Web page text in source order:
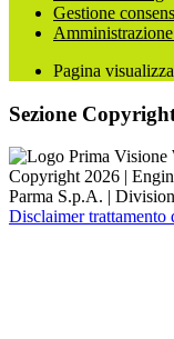
Gestione
Pagina
Sezione
Copyright 2026 |
Parma S.p.A. |
Disclaimer trattamento